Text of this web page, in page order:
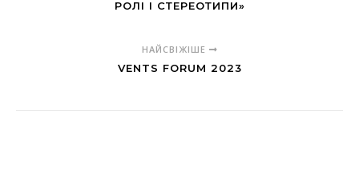
РОЛІ І СТЕРЕОТИПИ»
НАЙСВІЖІШЕ
VENTS FORUM 2023